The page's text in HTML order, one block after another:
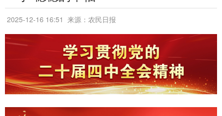
2025-12-16 16:51 来源：农民日报